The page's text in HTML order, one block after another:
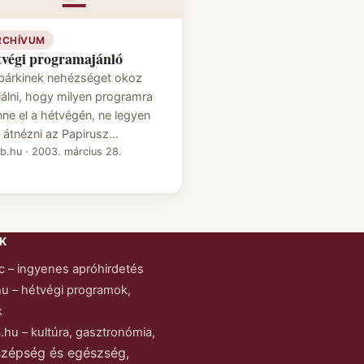
programajánló
nehézséget okoz
hogy milyen programra
el a hétvégén, ne legyen
átnézni az Papirusz…
· 2003. március 28.
– ingyenes apróhirdetés
– hétvégi programok,
– kultúra, gasztronómia,
és egészség,